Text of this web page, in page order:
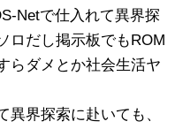
で仕入れて異界探
ロだし掲示板でもROM
らダメとか社会生活ヤ
界探索に赴いても、